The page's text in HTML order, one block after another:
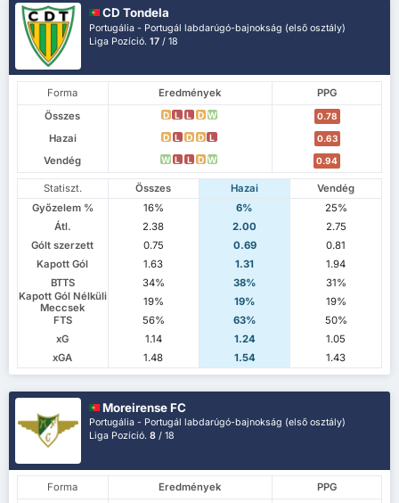
CD Tondela
Portugália - Portugál labdarúgó-bajnokság (első osztály)
Liga Pozíció.17 / 18
Forma Eredmények
PPG
Összes
D L L D W 0.78
Hazai D L D D L 0.63
Vendég W L L D W 0.94
Statiszt. Összes Hazai
Vendég
Győzelem %
16% 6%
25%
Átl.
2.38 2.00
2.75
Gólt szerzett
0.75 0.69
0.81
Kapott Gól
1.63 1.31
1.94
BTTS
34% 38%
31%
Kapott Gól Nélküli
Meccsek
19% 19%
19%
FTS
56% 63%
50%
xG
1.14 1.24
1.05
xGA
1.48 1.54 1.43
Moreirense FC
Portugália - Portugál labdarúgó-bajnokság (első osztály)
Liga Pozíció.8 / 18
Forma Eredmények
PPG